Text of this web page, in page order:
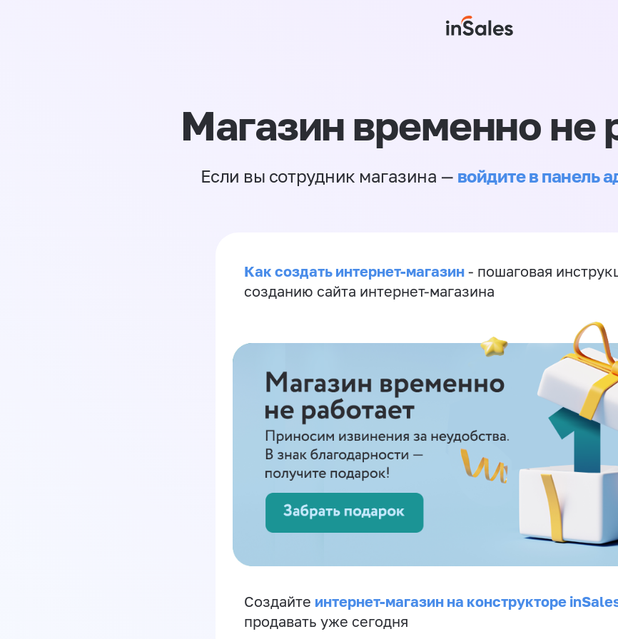
Магазин временно не
Если вы сотрудник магазина — войдите в панель
Как создать интернет-магазин - пошаговая
созданию сайта интернет-магазина
Создайте интернет-магазин на конструкторе
продавать уже сегодня